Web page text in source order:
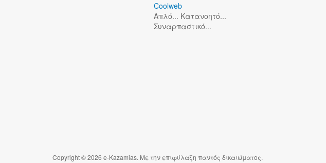
Coolweb
Απλό... Κατανοητό...
Συναρπαστικό...
Copyright © 2026 e-Kazamias. Με την επιφύλαξη παντός δικαιώματος.